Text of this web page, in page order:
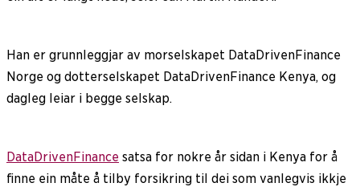
Han er grunnleggjar av morselskapet DataDrivenFinance
Norge og dotterselskapet DataDrivenFinance Kenya, og
dagleg leiar i begge selskap.
DataDrivenFinance satsa for nokre år sidan i Kenya for å
finne ein måte å tilby forsikring til dei som vanlegvis ikkje